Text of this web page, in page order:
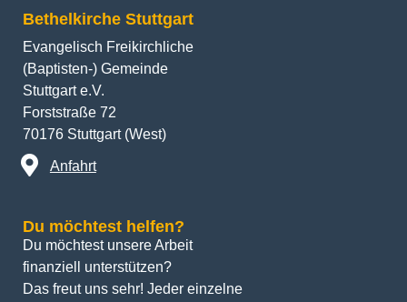
Bethelkirche Stuttgart
Evangelisch Freikirchliche
(Baptisten-) Gemeinde
Stuttgart e.V.
Forststraße 72
70176 Stuttgart (West)
Anfahrt
Du möchtest helfen?
Du möchtest unsere Arbeit
finanziell unterstützen?
Das freut uns sehr! Jeder einzelne